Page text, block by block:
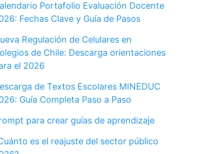
Portafolio Evaluación Docente
Fechas Clave y Guía de Pasos
Regulación de Celulares en
de Chile: Descarga orientaciones
el 2026
de Textos Escolares MINEDUC
Guía Completa Paso a Paso
para crear guías de aprendizaje
es el reajuste del sector público